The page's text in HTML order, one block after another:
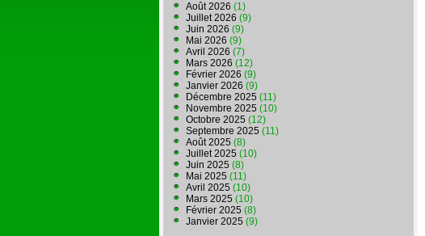
Août 2026 (1)
Juillet 2026 (9)
Juin 2026 (9)
Mai 2026 (9)
Avril 2026 (7)
Mars 2026 (12)
Février 2026 (9)
Janvier 2026 (9)
Décembre 2025 (11)
Novembre 2025 (10)
Octobre 2025 (12)
Septembre 2025 (11)
Août 2025 (8)
Juillet 2025 (10)
Juin 2025 (8)
Mai 2025 (11)
Avril 2025 (10)
Mars 2025 (10)
Février 2025 (8)
Janvier 2025 (9)